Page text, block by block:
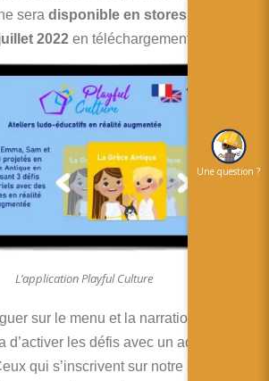
sera disponible en stores Android
2022 en téléchargement gratuit.
L’application Playful Culture
sur le menu et la narration, puis
d’activer les défis avec un achat
qui s’inscrivent sur notre site
Une question ?